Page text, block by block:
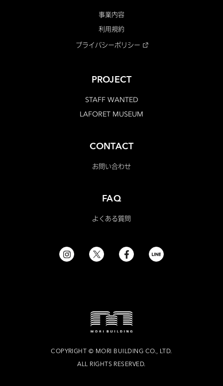
事業内容
利用規約
プライバシーポリシー
PROJECT
STAFF WANTED
LAFORET MUSEUM
CONTACT
お問い合わせ
FAQ
よくある質問
COPYRIGHT © MORI BUILDING CO., LTD.
ALL RIGHTS RESERVED.